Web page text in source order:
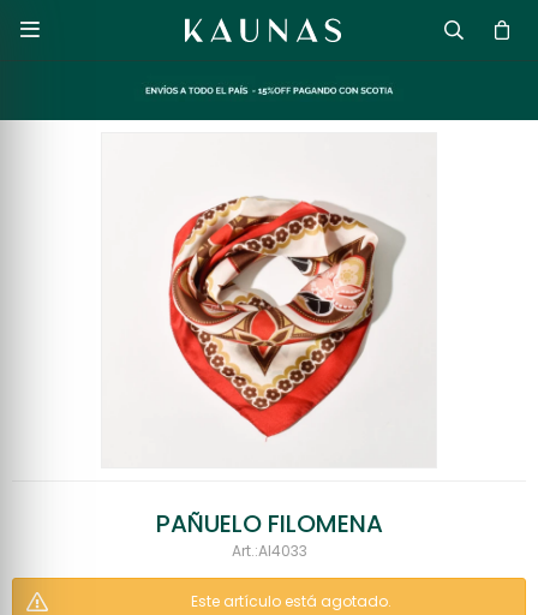

PAÑUELO FILOMENA
AI4033
Este artículo está agotado.